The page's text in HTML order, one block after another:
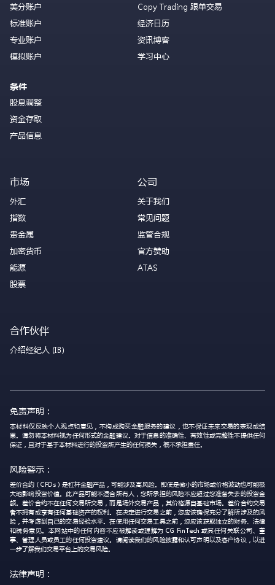
美分账户
标准账户
专业账户
模拟账户
条件
股息调整
资金存取
产品信息
Copy Trading 跟单交易
经济日历
资讯博客
学习中心
市场
外汇
指数
贵金属
加密货币
能源
股票
公司
关于我们
常见问题
监管合规
官方赞助
ATAS
合作伙伴
介绍经纪人 (IB)
免责声明：
本材料仅反映个人观点和意见，不构成购买金融服务的建议，也不保证未来交易的表现或结
果。请勿将本材料视为任何形式的金融建议。对于信息的准确性、有效性或完整性不提供任何
保证，且对于基于本材料进行的投资所产生的任何损失，概不承担责任。
风险警示：
差价合约（CFDs）是杠杆金融产品，可能涉及高风险。即使是微小的市场或价格波动也可能极
大地影响投资价值。此产品可能不适合所有人，您所承担的风险不应超过您准备失去的投资金
额。差价合约不在任何交易所交易，而是场外交易产品，其价格源自基础市场。差价合约交易
者不拥有或享有任何基础资产的权利。在决定进行交易之前，您应该确保充分了解所涉及的风
险，并考虑到自己的交易经验水平。在使用任何交易工具之前，您应该获取独立的财务、法律
和税务意见。本网站中的任何内容不应被解读或理解为 CG FinTech 或其任何关联公司、董
事、管理人员或员工的任何投资建议。请阅读我们的风险披露和认可声明以及客户协议，以进
一步了解我们交易平台上的交易风险。
法律声明：